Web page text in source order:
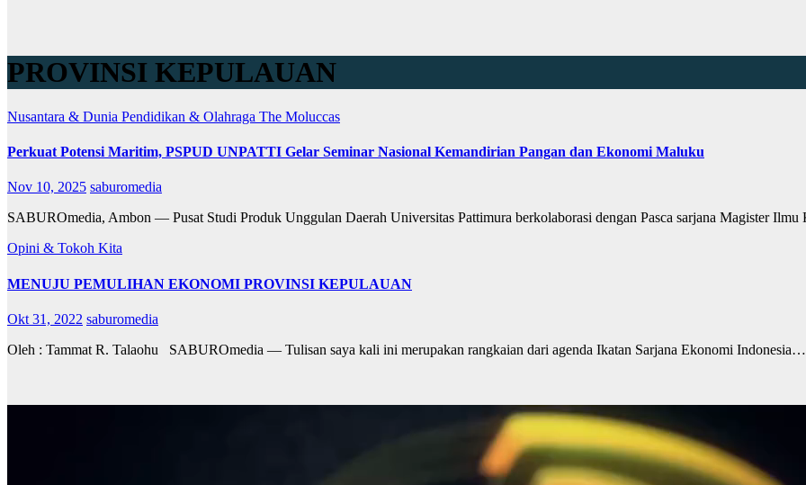
PROVINSI KEPULAUAN
Nusantara & Dunia Pendidikan & Olahraga The Moluccas
Perkuat Potensi Maritim, PSPUD UNPATTI Gelar Seminar Nasional Kemandirian Pangan dan Ekonomi Maluku
Nov 10, 2025 saburomedia
SABUROmedia, Ambon — Pusat Studi Produk Unggulan Daerah Universitas Pattimura berkolaborasi dengan Pasca sarjana Magister
Opini & Tokoh Kita
MENUJU PEMULIHAN EKONOMI PROVINSI KEPULAUAN
Okt 31, 2022 saburomedia
Oleh : Tammat R. Talaohu SABUROmedia — Tulisan saya kali ini merupakan rangkaian dari agenda Ikatan Sarjana Ekonomi Indonesia…